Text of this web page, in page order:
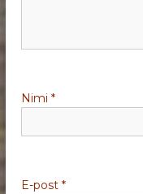
n
e
Nimi*
E-post*